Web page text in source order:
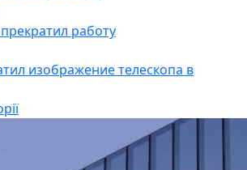
работу
изображение телескопа в